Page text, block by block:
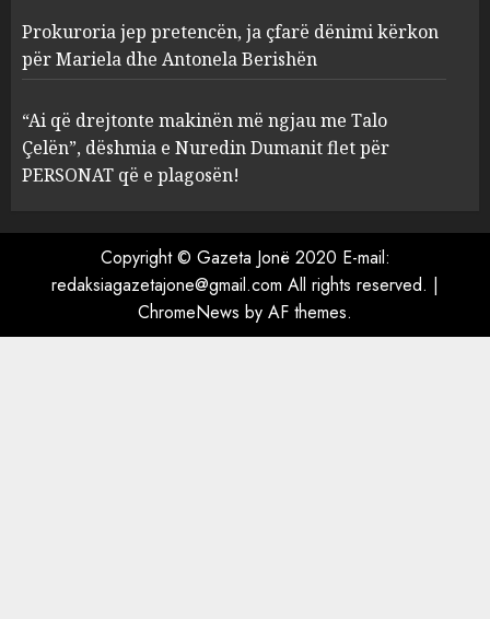
4
Prokuroria jep pretencën, ja
çfarë dënimi kërkon për
Berishën
MARCH 25, 2025
ngjau me Talo Çelën”,
dëshmia e Nuredin Dumanit
flet për PERSONAT që e
plagosën!
Prokuroria jep pretencën, ja çfarë dënimi kërkon
për Mariela dhe Antonela Berishën
“Ai që drejtonte makinën më ngjau me Talo
Çelën”, dëshmia e Nuredin Dumanit flet për
PERSONAT që e plagosën!
Copyright © Gazeta Jonë 2020 E-mail:
redaksiagazetajone@gmail.com All rights reserved. |
ChromeNews by AF themes.